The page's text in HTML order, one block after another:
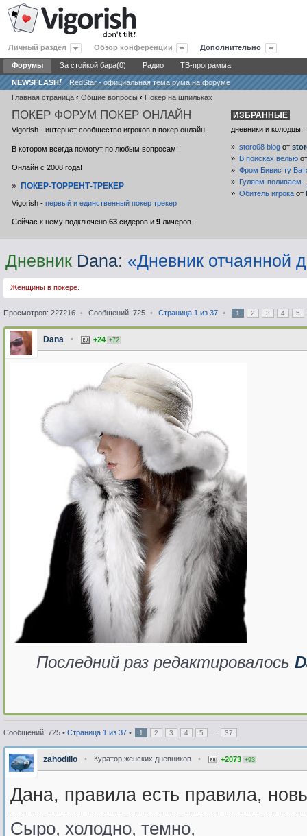
Личный раздел Обзор конференции Дополнительно
Форумы За стойкой бара(0) Радио ТВ-программа
NEWSFLASH!
RedStar - официальная тема рума на форуме
Главная страница ‹ Общие вопросы ‹ Покер на шпильках
ПОКЕР ФОРУМ ПОКЕР ОНЛАЙН
Vigorish - интернет сообщество игроков в покер онлайн.
В котором всегда помогут по любым вопросам!
Онлайн с 2008 года!
»ПОКЕР-ТОРРЕНТ-ТРЕКЕР
Vigorish -первый и единственный покер трекер
Сейчас к нему подключено63 сидеров и9 личеров.
ИЗБРАННЫЕ
дневники и колодцы:
»storo08 blog от
»
В поисках велью
»Фром Бивис ту
»
Гуляем-
»Обитель игрока от
Дневник Dana: «Дневник отчаянной
Женщины в покере.
Просмотров: 227216 • Сообщений: 725 • Страница 1 из 37 • 1 2 3 4 5
Dana • +24 +72
Последний раз редактировалось
Сообщений: 725 • Страница 1 из 37 • 1 2 3 4 5 37
zahodillo • Куратор женских дневников • +2073 +93
Дана, правила есть правила,
Сыро, холодно, темно,